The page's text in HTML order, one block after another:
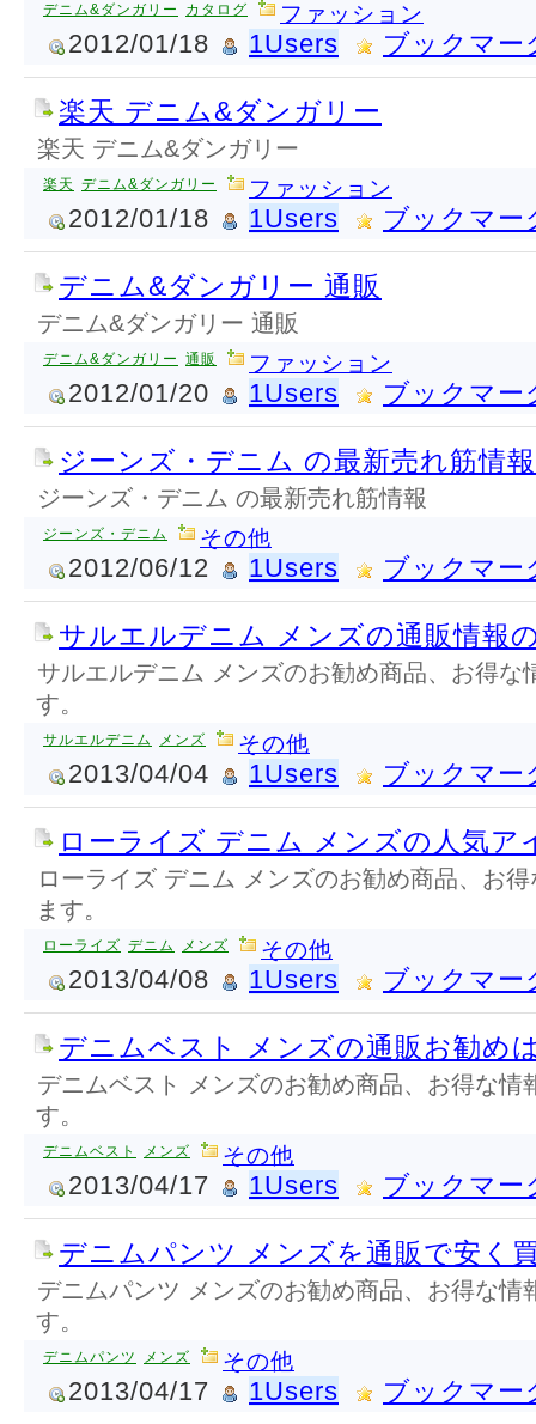
デニム&ダンガリー カタログ ファッション
2012/01/18 1Users ブックマー
楽天 デニム&ダンガリー
楽天 デニム&ダンガリー
楽天 デニム&ダンガリー ファッション
2012/01/18 1Users ブックマー
デニム&ダンガリー 通販
デニム&ダンガリー 通販
デニム&ダンガリー 通販 ファッション
2012/01/20 1Users ブックマー
ジーンズ・デニム の最新売れ筋情報
ジーンズ・デニム の最新売れ筋情報
ジーンズ・デニム その他
2012/06/12 1Users ブックマー
サルエルデニム メンズの通販情報
サルエルデニム メンズのお勧め商品、お得な
す。
サルエルデニム メンズ その他
2013/04/04 1Users ブックマー
ローライズ デニム メンズの人気ア
ローライズ デニム メンズのお勧め商品、お
ます。
ローライズ デニム メンズ その他
2013/04/08 1Users ブックマー
デニムベスト メンズの通販お勧め
デニムベスト メンズのお勧め商品、お得な情
す。
デニムベスト メンズ その他
2013/04/17 1Users ブックマー
デニムパンツ メンズを通販で安く
デニムパンツ メンズのお勧め商品、お得な情
す。
デニムパンツ メンズ その他
2013/04/17 1Users ブックマー